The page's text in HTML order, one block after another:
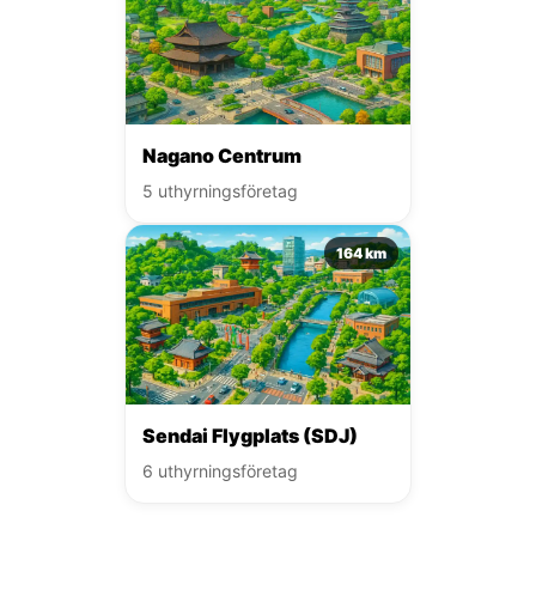
Nagano Centrum
5 uthyrningsföretag
164 km
Sendai Flygplats (SDJ)
6 uthyrningsföretag